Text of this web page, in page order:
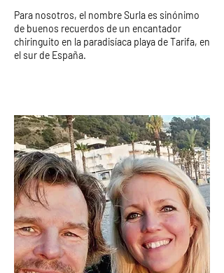
Para nosotros, el nombre Surla es sinónimo
de buenos recuerdos de un encantador
chiringuito en la paradisíaca playa de Tarifa, en
el sur de España.